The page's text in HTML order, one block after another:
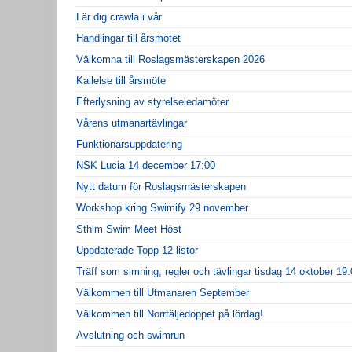
Lär dig crawla i vår
Handlingar till årsmötet
Välkomna till Roslagsmästerskapen 2026
Kallelse till årsmöte
Efterlysning av styrelseledamöter
Vårens utmanartävlingar
Funktionärsuppdatering
NSK Lucia 14 december 17:00
Nytt datum för Roslagsmästerskapen
Workshop kring Swimify 29 november
Sthlm Swim Meet Höst
Uppdaterade Topp 12-listor
Träff som simning, regler och tävlingar tisdag 14 oktober
Välkommen till Utmanaren September
Välkommen till Norrtäljedoppet på lördag!
Avslutning och swimrun